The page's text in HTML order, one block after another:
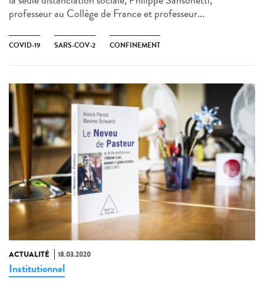
professeur au Collège de France et professeur...
COVID-19 SARS-COV-2 CONFINEMENT
ACTUALITÉ 18.03.2020
Institutionnel